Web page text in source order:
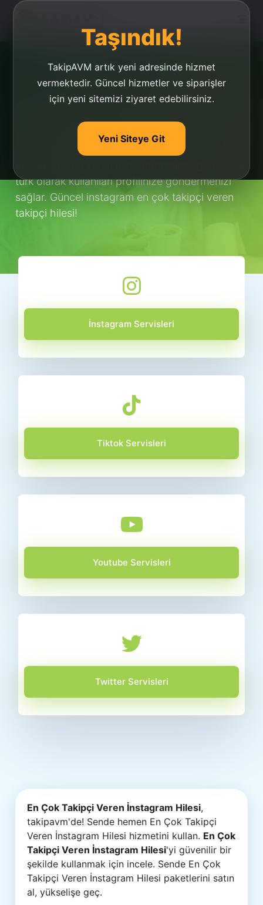
Taşındık!
TakipAVM artık yeni adresinde hizmet
vermektedir. Güncel hizmetler ve siparişler
için yeni sitemizi ziyaret edebilirsiniz.
Yeni Siteye Git
En Çok Takipçi Veren
İnstagram Hilesi
türk olarak kullanıları profilinize göndermenizi
sağlar. Güncel instagram en çok takipçi veren
takipçi hilesi!
İnstagram Servisleri
Tiktok Servisleri
Youtube Servisleri
Twitter Servisleri
En Çok Takipçi Veren İnstagram Hilesi,
takipavm'de! Sende hemen En Çok Takipçi
Veren İnstagram Hilesi hizmetini kullan. En Çok
Takipçi Veren İnstagram Hilesi'yi güvenilir bir
şekilde kullanmak için incele. Sende En Çok
Takipçi Veren İnstagram Hilesi paketlerini satın
al, yükselişe geç.